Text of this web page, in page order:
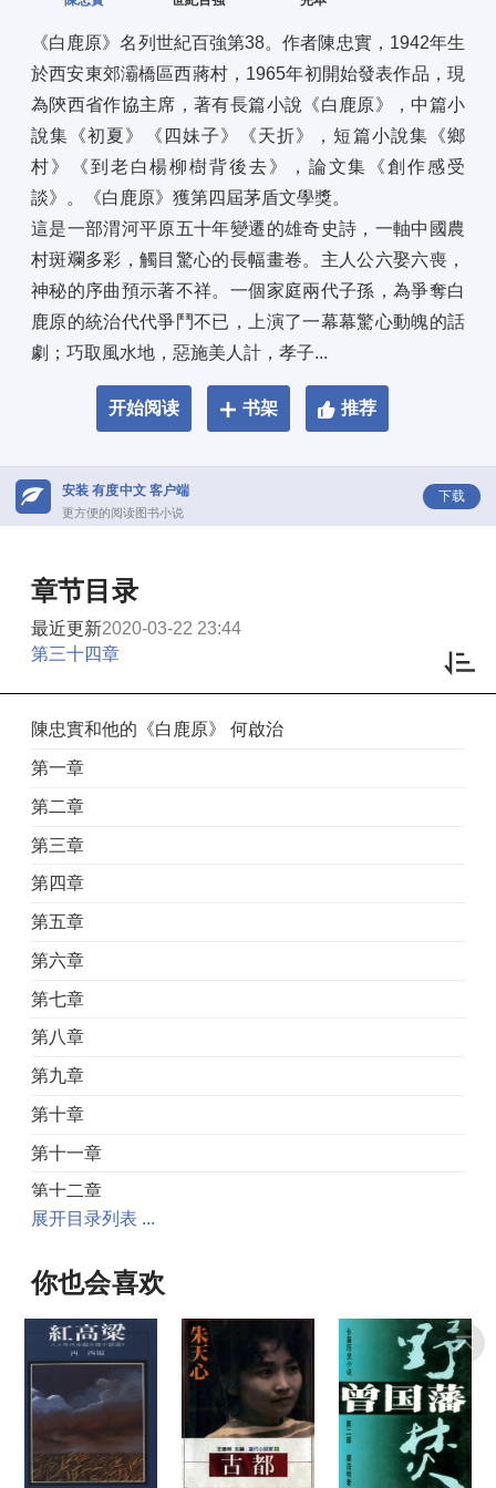
《白鹿原》名列世紀百強第38。作者陳忠實，1942年生
於西安東郊灞橋區西蔣村，1965年初開始發表作品，現
為陝西省作協主席，著有長篇小說《白鹿原》，中篇小
說集《初夏》《四妹子》《天折》，短篇小說集《鄉
村》《到老白楊柳樹背後去》，論文集《創作感受
談》。《白鹿原》獲第四屆茅盾文學獎。
這是一部渭河平原五十年變遷的雄奇史詩，一軸中國農
村斑斕多彩，觸目驚心的長幅畫卷。主人公六娶六喪，
神秘的序曲預示著不祥。一個家庭兩代子孫，為爭奪白
鹿原的統治代代爭鬥不已，上演了一幕幕驚心動魄的話
劇；巧取風水地，惡施美人計，孝子...
开始阅读 书架 推荐
安装 有度中文 客户端
更方便的阅读图书小说
下载
章节目录
最近更新2020-03-22 23:44
第三十四章
陳忠實和他的《白鹿原》 何啟治
第一章
第二章
第三章
第四章
第五章
第六章
第七章
第八章
第九章
第十章
第十一章
第十二章
第十三章
第十四章
第十六章
第十七章
第十八章
第十九章
展开目录列表 ...
你也会喜欢